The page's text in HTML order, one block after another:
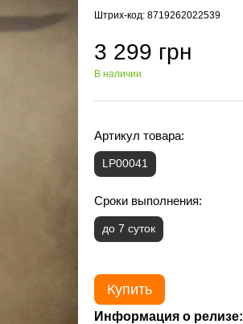
Штрих-код: 8719262022539
3 299 грн
В наличии
Артикул товара:
LP00041
Сроки выполнения:
до 7 суток
Купить
Информация о релизе: